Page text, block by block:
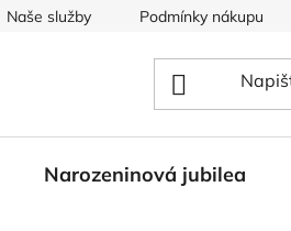
Naše služby Podmínky nákupu
Narozeninová jubilea